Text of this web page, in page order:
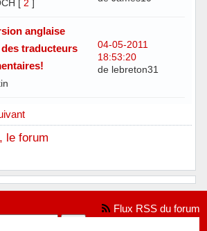
[ 2 ]
anglaise
traducteurs
04-05-2011
18:53:20
de lebreton31
le forum
Flux RSS du forum